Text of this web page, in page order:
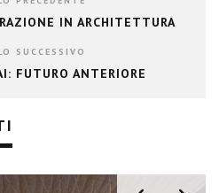
IN ARCHITETTURA
SUCCESSIVO
FUTURO ANTERIORE